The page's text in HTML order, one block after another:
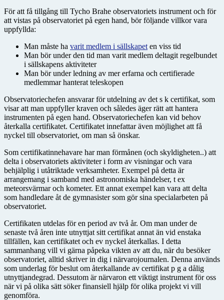
För att få tillgång till Tycho Brahe observatoriets instrument och för
att vistas på observatoriet på egen hand, bör följande villkor vara
uppfyllda:
Man måste ha varit medlem i sällskapet en viss tid
Man bör under den tid man varit medlem deltagit regelbundet
i sällskapens aktiviteter
Man bör under ledning av mer erfarna och certifierade
medlemmar hanterat teleskopen
Observatoriechefen ansvarar för utdelning av det s k certifikat, som
visar att man uppfyller kraven och således äger rätt att hantera
instrumenten på egen hand. Observatoriechefen kan vid behov
återkalla certifikatet. Certifikatet innefattar även möjlighet att få
nyckel till observatoriet, om man så önskar.
Som certifikatinnehavare har man förmånen (och skyldigheten..) att
delta i observatoriets aktiviteter i form av visningar och vara
behjälplig i utåtriktade verksamheter. Exempel på detta är
arrangemang i samband med astronomiska händelser, t ex
meteorsvärmar och kometer. Ett annat exempel kan vara att delta
som handledare åt de gymnasister som gör sina specialarbeten på
observatoriet.
Certifikaten utdelas för en period av två år. Om man under de
senaste två åren inte utnyttjat sitt certifikat annat än vid enstaka
tillfällen, kan certifikatet och ev nyckel återkallas. I detta
sammanhang vill vi gärna påpeka vikten av att du, när du besöker
observatoriet, alltid skriver in dig i närvarojournalen. Denna används
som underlag för beslut om återkallande av certifikat p g a dålig
utnyttjandegrad. Dessutom är närvaron ett viktigt instrument för oss
när vi på olika sätt söker finansiell hjälp för olika projekt vi vill
genomföra.